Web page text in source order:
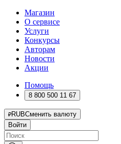
Магазин
О сервисе
Услуги
Конкурсы
Авторам
Новости
Акции
Помощь
8 800 500 11 67
RUBСменить валюту
Войти